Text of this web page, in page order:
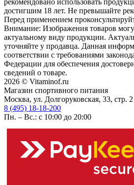
достигшим 18 лет. Не превышайте
Перед применением
Внимание: Изображения товаров
актуальному виду продукции.
уточняйте у продавца. Данная
соответствии с требованиями
Федерации для обеспечения
сведений о товаре.
2026 © Vitaminof.ru
Магазин спортивного питания
Москва, ул. Долгоруковская, 33, стр. 2
8 (495) 18-18-200
Пн. – Вс.: с 10:00 до 20:00